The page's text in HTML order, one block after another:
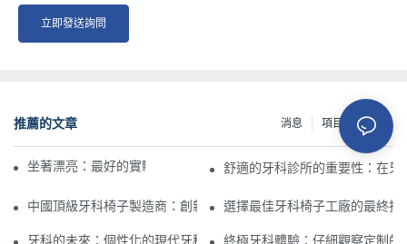
立即發送詢問
推薦的文章 資源
項目
消息
坐著漂亮：最好的實驗室椅&凳子的工作空間舒適的牙科診所的重要性：在
中國頂級牙科椅子製造商：創新和質量選擇最佳牙科椅子工廠的最終指
牙科的未來：個性化的現代牙科椅 終極牙科體驗：仔細觀察定制的